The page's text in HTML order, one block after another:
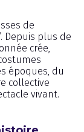
de
Depuis plus de
crée,
époques, du
collective
vivant.